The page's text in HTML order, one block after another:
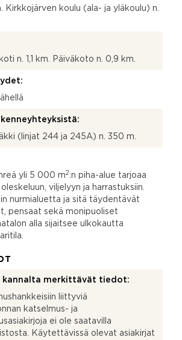
Kirkkojärven koulu (ala- ja yläkoulu) n.
n. 1,1 km. Päiväkoto n. 0,9 km.
(linjat 244 ja 245A) n. 350 m.
yli 5 000 m2:n piha-alue tarjoaa
viljelyyn ja harrastuksiin.
nurmialuetta ja sitä täydentävät
pensaat sekä monipuoliset
alla sijaitsee ulkokautta
kannalta merkittävät tiedot:
liittyviä
katselmus- ja
ei ole saatavilla
Käytettävissä olevat asiakirjat